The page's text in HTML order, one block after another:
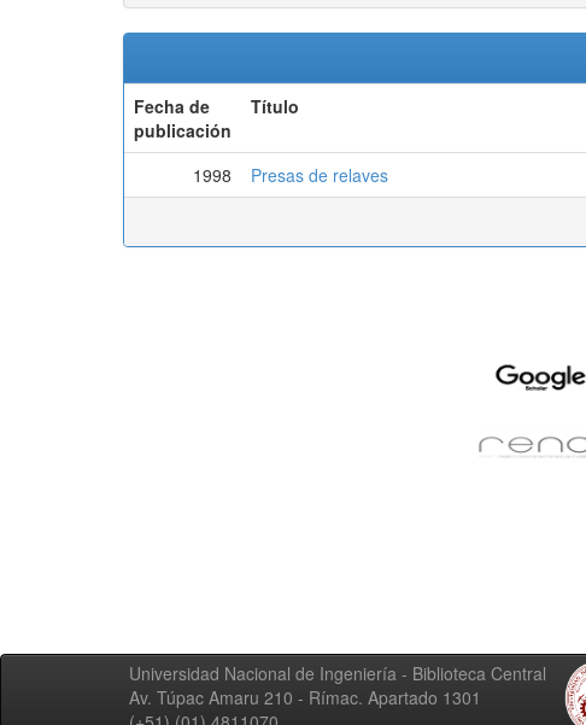
Fecha de
publicación
Título
1998 Presas de relaves
Universidad Nacional de Ingeniería - Biblioteca Central
Av. Túpac Amaru 210 - Rímac. Apartado 1301